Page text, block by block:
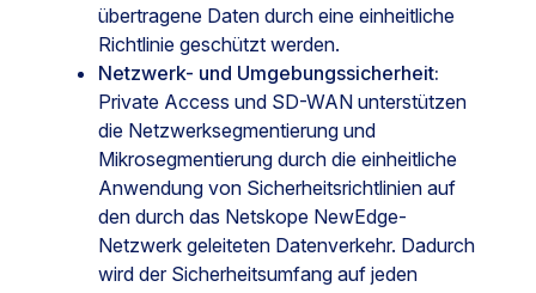
übertragene Daten durch eine einheitliche
Richtlinie geschützt werden.
Netzwerk- und Umgebungssicherheit:
Private Access und SD-WAN unterstützen
die Netzwerksegmentierung und
Mikrosegmentierung durch die einheitliche
Anwendung von Sicherheitsrichtlinien auf
den durch das Netskope NewEdge-
Netzwerk geleiteten Datenverkehr. Dadurch
wird der Sicherheitsumfang auf jeden